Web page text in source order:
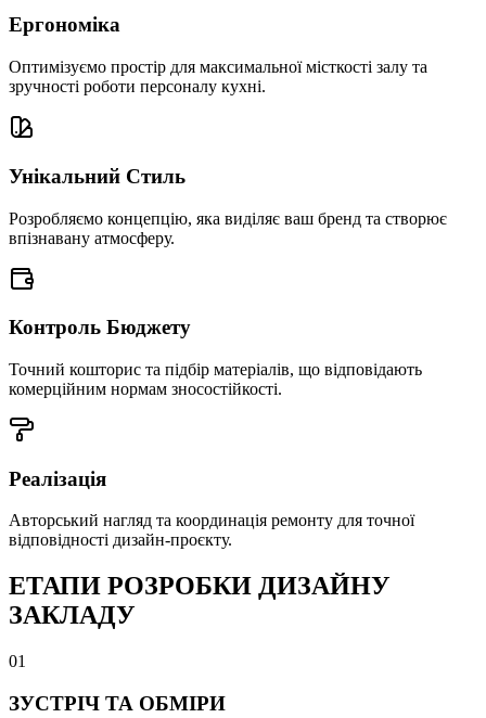
Ергономіка
Оптимізуємо простір для максимальної місткості залу та
зручності роботи персоналу кухні.
Унікальний Стиль
Розробляємо концепцію, яка виділяє ваш бренд та створює
впізнавану атмосферу.
Контроль Бюджету
Точний кошторис та підбір матеріалів, що відповідають
комерційним нормам зносостійкості.
Реалізація
Авторський нагляд та координація ремонту для точної
відповідності дизайн-проєкту.
ЕТАПИ РОЗРОБКИ ДИЗАЙНУ
ЗАКЛАДУ
01
ЗУСТРІЧ ТА ОБМІРИ